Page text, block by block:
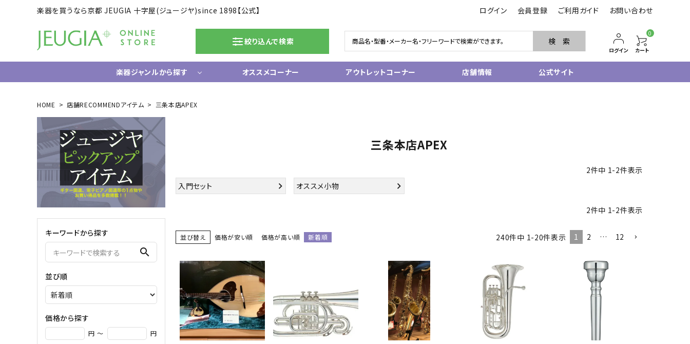
楽器を買うなら京都 JEUGIA 十字屋(ジュージヤ)since 1898【公式】 ログイン 会員登録 ご利用ガイド お問い合わせ
絞り込んで検索 検 索
ログイン
0
カート
楽器ジャンルから探す
ギター/ベース
エレキギター
エレキベース
アコースティックギター
中古ギター・アウトレットギター
ウクレレ
ギター関連小物
アンプ
エフェクター
ライフスタイルグッズ
中古ピアノ
関連アクセサリー
弦楽器
クラシックギター
ハープ
弦楽器小物
シンセサイザー
DAW ／ DTM
DJ
PA
マイク
その他楽器
鍵盤ハーモニカ
リコーダー
CD、映像ソフト等
楽譜
音楽雑貨
オススメコーナー アウトレットコーナー 店舗情報 公式サイト
HOME 店舗RECOMMENDアイテム 三条本店APEX
キーワードから探す
search
並び順
価格から探す
円 ～ 円
三条本店APEX
2件中 1-2件表示
入門セット
オススメ小物
2件中 1-2件表示
並び替え 価格が安い順 価格が高い順 新着順 240件中 1-20件表示 1 2 … 12